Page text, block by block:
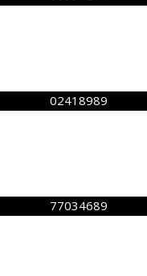
02418989
77034689